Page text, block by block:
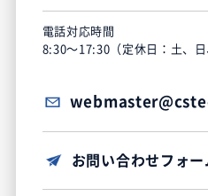
電話対応時間
8:30～17:30（定休日：土、日
お問い合わせフォー